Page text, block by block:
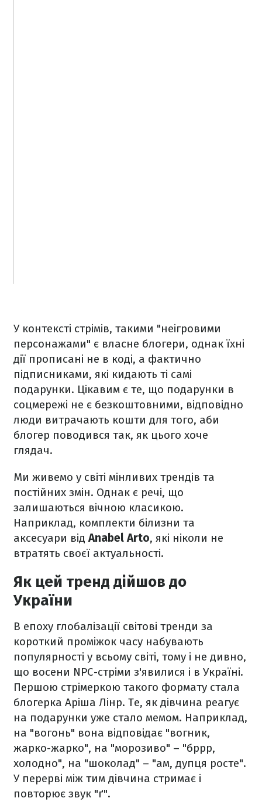
У контексті стрімів, такими "неігровими
персонажами" є власне блогери, однак їхні
дії прописані не в коді, а фактично
підписниками, які кидають ті самі
подарунки. Цікавим є те, що подарунки в
соцмережі не є безкоштовними, відповідно
люди витрачають кошти для того, аби
блогер поводився так, як цього хоче
глядач.
Ми живемо у світі мінливих трендів та
постійних змін. Однак є речі, що
залишаються вічною класикою.
Наприклад, комплекти білизни та
аксесуари відAnabel Arto, які ніколи не
втратять своєї актуальності.
Як цей тренд дійшов до
України
В епоху глобалізації світові тренди за
короткий проміжок часу набувають
популярності у всьому світі, тому і не дивно,
що восени NPC-стріми з'явилися і в Україні.
Першою стрімеркою такого формату стала
блогерка Аріша Лінр. Те, як дівчина реагує
на подарунки уже стало мемом. Наприклад,
на "вогонь" вона відповідає "вогник,
жарко-жарко", на "морозиво" – "бррр,
холодно", на "шоколад" – "ам, дупця росте".
У перерві між тим дівчина стримає і
повторює звук "ґ".